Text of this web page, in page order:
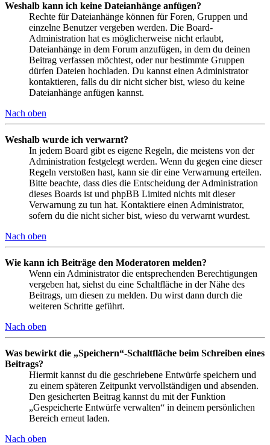
Weshalb kann ich keine Dateianhänge anfügen?
Rechte für Dateianhänge können für Foren, Gruppen und
einzelne Benutzer vergeben werden. Die Board-
Administration hat es möglicherweise nicht erlaubt,
Dateianhänge in dem Forum anzufügen, in dem du deinen
Beitrag verfassen möchtest, oder nur bestimmte Gruppen
dürfen Dateien hochladen. Du kannst einen Administrator
kontaktieren, falls du dir nicht sicher bist, wieso du keine
Dateianhänge anfügen kannst.
Nach oben
Weshalb wurde ich verwarnt?
In jedem Board gibt es eigene Regeln, die meistens von der
Administration festgelegt werden. Wenn du gegen eine dieser
Regeln verstoßen hast, kann sie dir eine Verwarnung erteilen.
Bitte beachte, dass dies die Entscheidung der Administration
dieses Boards ist und phpBB Limited nichts mit dieser
Verwarnung zu tun hat. Kontaktiere einen Administrator,
sofern du die nicht sicher bist, wieso du verwarnt wurdest.
Nach oben
Wie kann ich Beiträge den Moderatoren melden?
Wenn ein Administrator die entsprechenden Berechtigungen
vergeben hat, siehst du eine Schaltfläche in der Nähe des
Beitrags, um diesen zu melden. Du wirst dann durch die
weiteren Schritte geführt.
Nach oben
Was bewirkt die „Speichern“-Schaltfläche beim Schreiben eines
Beitrags?
Hiermit kannst du die geschriebene Entwürfe speichern und
zu einem späteren Zeitpunkt vervollständigen und absenden.
Den gesicherten Beitrag kannst du mit der Funktion
„Gespeicherte Entwürfe verwalten“ in deinem persönlichen
Bereich erneut laden.
Nach oben